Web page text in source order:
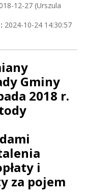
12-27 (Urszula
2024-10-24 14:30:57
Gminy
2018 r.
i
za pojem